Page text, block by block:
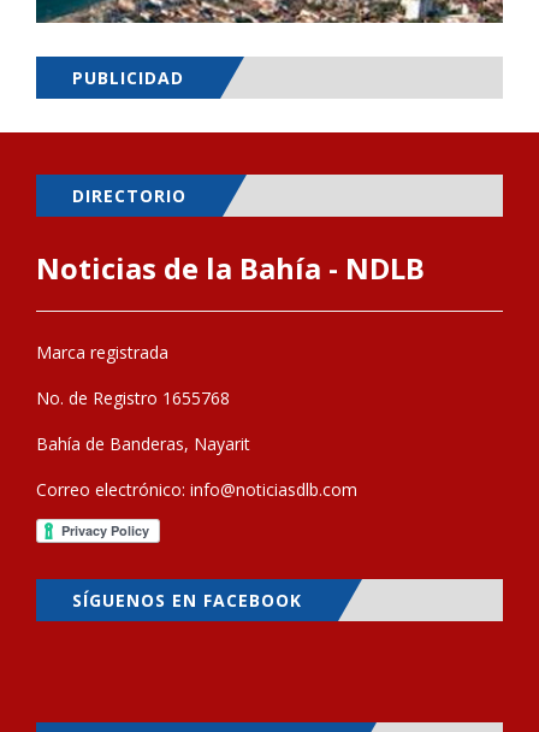
PUBLICIDAD
DIRECTORIO
Noticias de la Bahía - NDLB
Marca registrada
No. de Registro 1655768
Bahía de Banderas, Nayarit
Correo electrónico: info@noticiasdlb.com
SÍGUENOS EN FACEBOOK